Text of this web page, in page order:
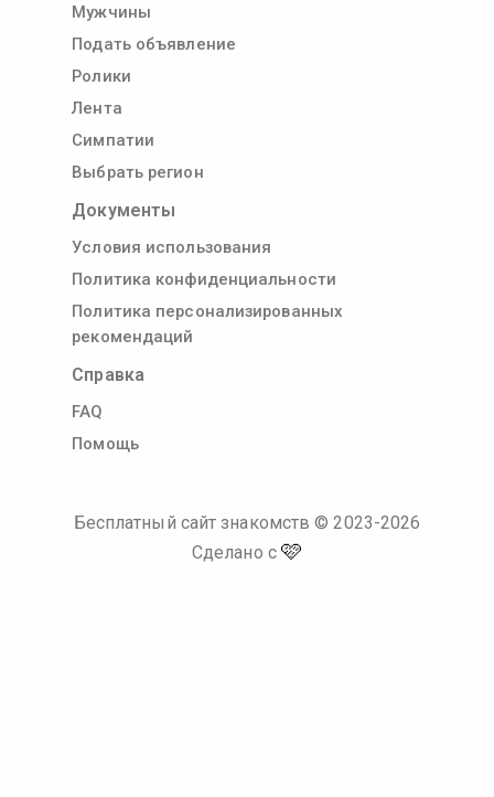
Мужчины
Подать объявление
Ролики
Лента
Симпатии
Выбрать регион
Документы
Условия использования
Политика конфиденциальности
Политика персонализированных
рекомендаций
Справка
FAQ
Помощь
Бесплатный сайт знакомств © 2023-2026
Сделано с 🩷